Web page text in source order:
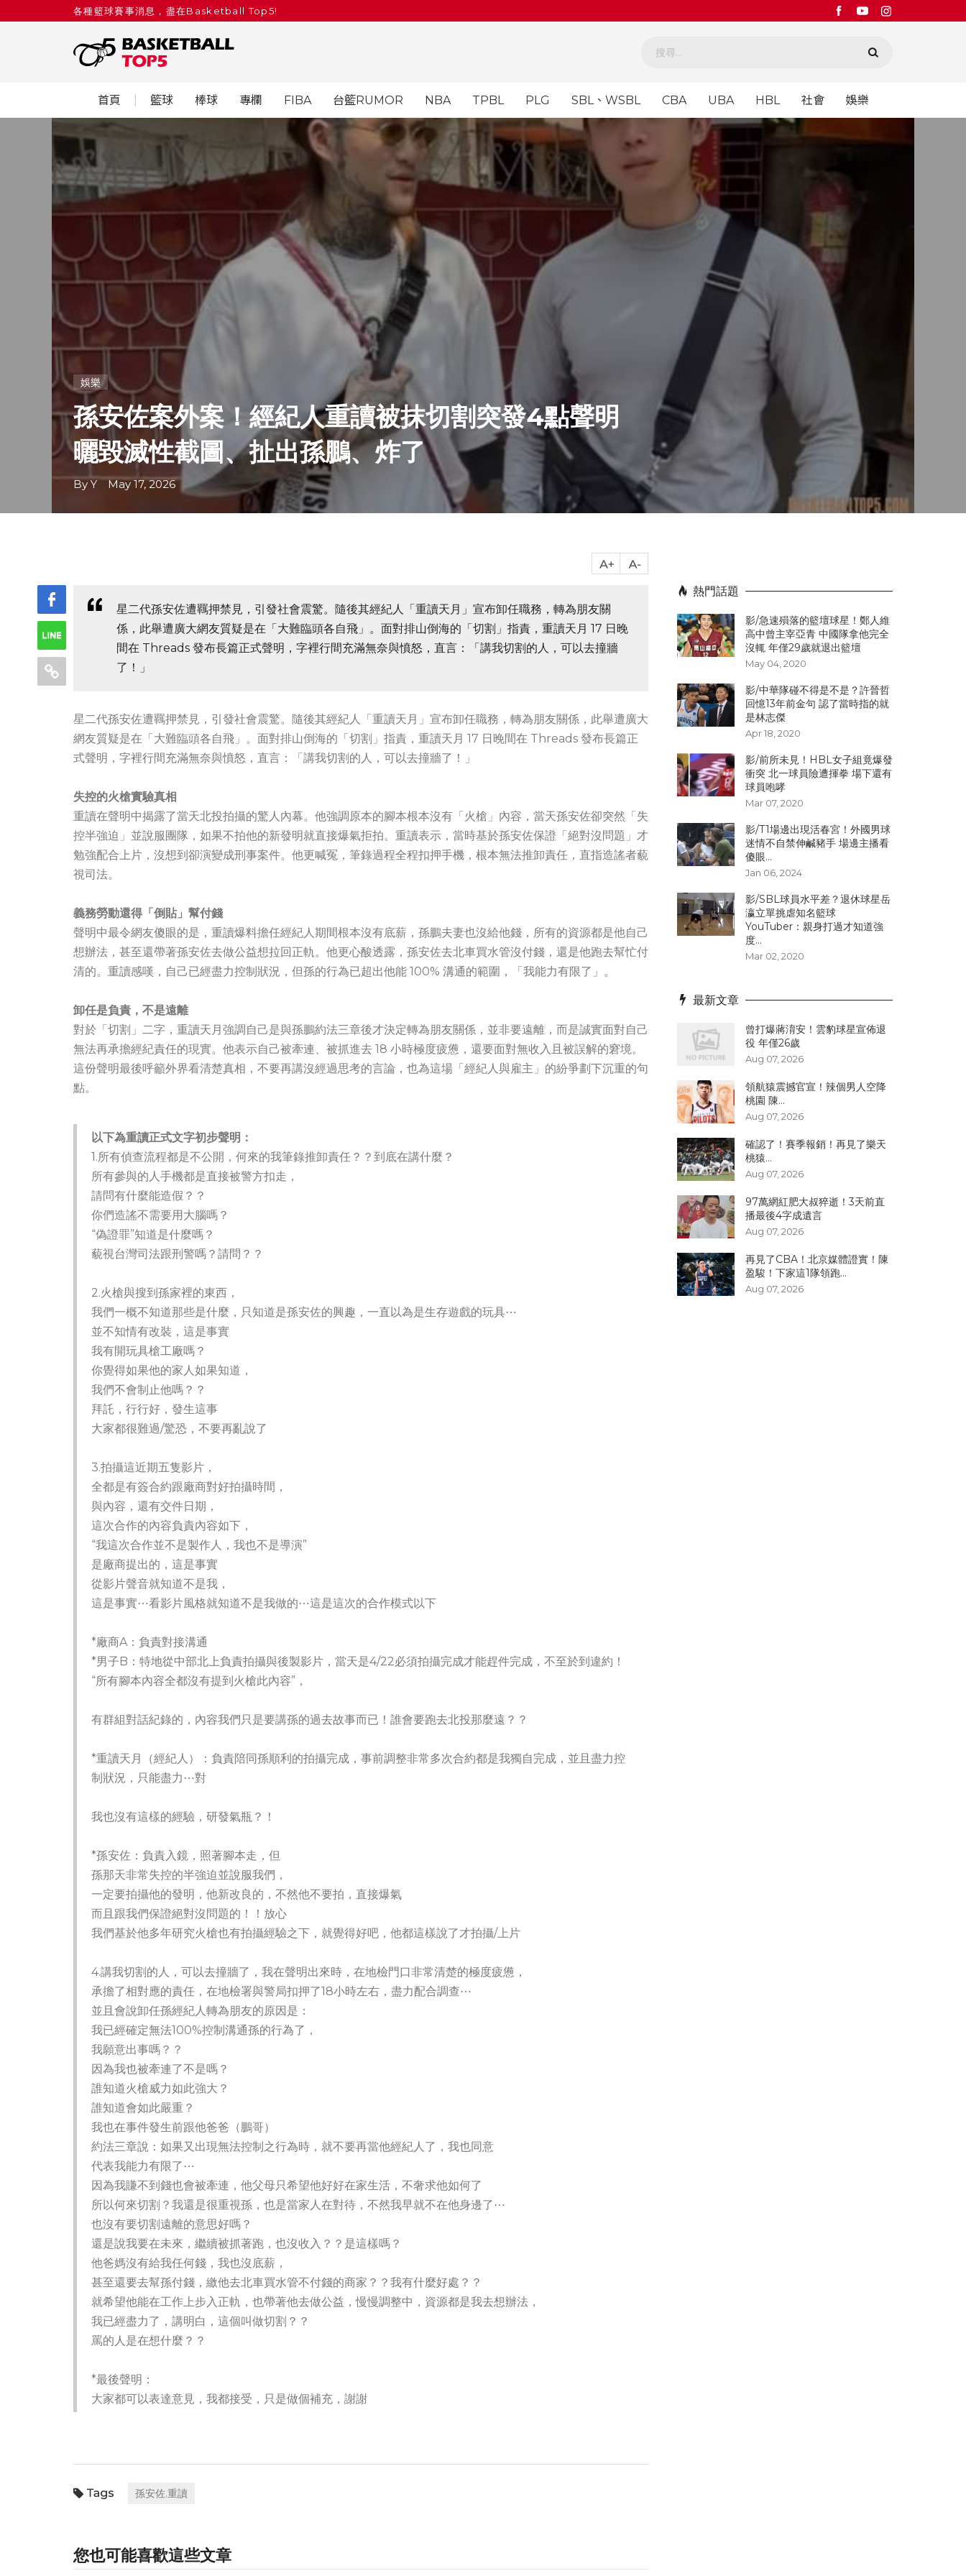
各種籃球賽事消息，盡在Basketball Top5!
首頁 籃球 棒球 專欄 FIBA 台籃RUMOR NBA TPBL PLG SBL、WSBL CBA UBA HBL 社會 娛樂
娛樂
孫安佐案外案！經紀人重讀被抹切割突發4點聲明
曬毀滅性截圖、扯出孫鵬、炸了
By Y May 17, 2026
星二代孫安佐遭羈押禁見，引發社會震驚。隨後其經紀人「重讀天月」宣布卸任職務，轉為朋友關
係，此舉遭廣大網友質疑是在「大難臨頭各自飛」。面對排山倒海的「切割」指責，重讀天月 17 日晚
間在 Threads 發布長篇正式聲明，字裡行間充滿無奈與憤怒，直言：「講我切割的人，可以去撞牆
了！」
星二代孫安佐遭羈押禁見，引發社會震驚。隨後其經紀人「重讀天月」宣布卸任職務，轉為朋友關係，此舉遭廣大
網友質疑是在「大難臨頭各自飛」。面對排山倒海的「切割」指責，重讀天月 17 日晚間在 Threads 發布長篇正
式聲明，字裡行間充滿無奈與憤怒，直言：「講我切割的人，可以去撞牆了！」
失控的火槍實驗真相
重讀在聲明中揭露了當天北投拍攝的驚人內幕。他強調原本的腳本根本沒有「火槍」內容，當天孫安佐卻突然「失
控半強迫」並說服團隊，如果不拍他的新發明就直接爆氣拒拍。重讀表示，當時基於孫安佐保證「絕對沒問題」才
勉強配合上片，沒想到卻演變成刑事案件。他更喊冤，筆錄過程全程扣押手機，根本無法推卸責任，直指造謠者藐
視司法。
義務勞動還得「倒貼」幫付錢
聲明中最令網友傻眼的是，重讀爆料擔任經紀人期間根本沒有底薪，孫鵬夫妻也沒給他錢，所有的資源都是他自己
想辦法，甚至還帶著孫安佐去做公益想拉回正軌。他更心酸透露，孫安佐去北車買水管沒付錢，還是他跑去幫忙付
清的。重讀感嘆，自己已經盡力控制狀況，但孫的行為已超出他能 100% 溝通的範圍，「我能力有限了」。
卸任是負責，不是遠離
對於「切割」二字，重讀天月強調自己是與孫鵬約法三章後才決定轉為朋友關係，並非要遠離，而是誠實面對自己
無法再承擔經紀責任的現實。他表示自己被牽連、被抓進去 18 小時極度疲憊，還要面對無收入且被誤解的窘境。
這份聲明最後呼籲外界看清楚真相，不要再講沒經過思考的言論，也為這場「經紀人與雇主」的紛爭劃下沉重的句
點。
以下為重讀正式文字初步聲明：
1.所有偵查流程都是不公開，何來的我筆錄推卸責任？？到底在講什麼？
所有參與的人手機都是直接被警方扣走，
請問有什麼能造假？？
你們造謠不需要用大腦嗎？
“偽證罪”知道是什麼嗎？
藐視台灣司法跟刑警嗎？請問？？
2.火槍與搜到孫家裡的東西，
我們一概不知道那些是什麼，只知道是孫安佐的興趣，一直以為是生存遊戲的玩具⋯
並不知情有改裝，這是事實
我有開玩具槍工廠嗎？
你覺得如果他的家人如果知道，
我們不會制止他嗎？？
拜託，行行好，發生這事
大家都很難過/驚恐，不要再亂說了
3.拍攝這近期五隻影片，
全都是有簽合約跟廠商對好拍攝時間，
與內容，還有交件日期，
這次合作的內容負責內容如下，
“我這次合作並不是製作人，我也不是導演”
是廠商提出的，這是事實
從影片聲音就知道不是我，
這是事實⋯看影片風格就知道不是我做的⋯這是這次的合作模式以下
*廠商A：負責對接溝通
*男子B：特地從中部北上負責拍攝與後製影片，當天是4/22必須拍攝完成才能趕件完成，不至於到違約！
“所有腳本內容全都沒有提到火槍此內容”，
有群組對話紀錄的，內容我們只是要講孫的過去故事而已！誰會要跑去北投那麼遠？？
*重讀天月（經紀人）：負責陪同孫順利的拍攝完成，事前調整非常多次合約都是我獨自完成，並且盡力控
制狀況，只能盡力⋯對
我也沒有這樣的經驗，研發氣瓶？！
*孫安佐：負責入鏡，照著腳本走，但
孫那天非常失控的半強迫並說服我們，
一定要拍攝他的發明，他新改良的，不然他不要拍，直接爆氣
而且跟我們保證絕對沒問題的！！放心
我們基於他多年研究火槍也有拍攝經驗之下，就覺得好吧，他都這樣說了才拍攝/上片
4.講我切割的人，可以去撞牆了，我在聲明出來時，在地檢門口非常清楚的極度疲憊，
承擔了相對應的責任，在地檢署與警局扣押了18小時左右，盡力配合調查⋯
並且會說卸任孫經紀人轉為朋友的原因是：
我已經確定無法100%控制溝通孫的行為了，
我願意出事嗎？？
因為我也被牽連了不是嗎？
誰知道火槍威力如此強大？
誰知道會如此嚴重？
我也在事件發生前跟他爸爸（鵬哥）
約法三章說：如果又出現無法控制之行為時，就不要再當他經紀人了，我也同意
代表我能力有限了⋯
因為我賺不到錢也會被牽連，他父母只希望他好好在家生活，不奢求他如何了
所以何來切割？我還是很重視孫，也是當家人在對待，不然我早就不在他身邊了⋯
也沒有要切割遠離的意思好嗎？
還是說我要在未來，繼續被抓著跑，也沒收入？？是這樣嗎？
他爸媽沒有給我任何錢，我也沒底薪，
甚至還要去幫孫付錢，繳他去北車買水管不付錢的商家？？我有什麼好處？？
就希望他能在工作上步入正軌，也帶著他去做公益，慢慢調整中，資源都是我去想辦法，
我已經盡力了，講明白，這個叫做切割？？
罵的人是在想什麼？？
*最後聲明：
大家都可以表達意見，我都接受，只是做個補充，謝謝
孫安佐.重讀
您也可能喜歡這些文章
熱門話題
影/急速殞落的籃壇球星！鄭人維
高中曾主宰亞青 中國隊拿他完全
沒輒 年僅29歲就退出籃壇
May 04, 2020
影/中華隊碰不得是不是？許晉哲
回憶13年前金句 認了當時指的就
是林志傑
Apr 18, 2020
影/前所未見！HBL女子組竟爆發
衝突 北一球員險遭揮拳 場下還有
球員咆哮
Mar 07, 2020
影/T1場邊出現活春宮！外國男球
迷情不自禁伸鹹豬手 場邊主播看
傻眼...
Jan 06, 2024
影/SBL球員水平差？退休球星岳
瀛立單挑虐知名籃球
YouTuber：親身打過才知道強
度...
Mar 02, 2020
最新文章
曾打爆蔣淯安！雲豹球星宣佈退
役 年僅26歲
Aug 07, 2026
領航猿震撼官宣！辣個男人空降
桃園 陳...
Aug 07, 2026
確認了！賽季報銷！再見了樂天
桃猿...
Aug 07, 2026
97萬網紅肥大叔猝逝！3天前直
播最後4字成遺言
Aug 07, 2026
再見了CBA！北京媒體證實！陳
盈駿！下家這1隊領跑...
Aug 07, 2026